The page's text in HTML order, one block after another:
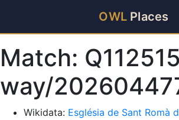
OWL Places
Match:
way/
Wikidata: Església de Sant Romà